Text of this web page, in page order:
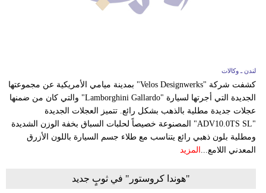
لندن ـ وكالات
كشفت شركة "Velos Designwerks" بمدينة ميامي الأمريكية عن مجموعتها
الجديدة التي أجرتها لسيارة "Lamborghini Gallardo" والتي كان من ضمنها
عجلات جديدة مطلية بالذهب بشكل رائع. تتميز العجلات الجديدة
"ADV10.0TS SL" المصنوعة خصيصاً لحلبات السباق بخفة الوزن الشديدة
ومطلية بلون ذهبي رائع يتناسب مع طلاء جسم السيارة باللون الأزرق
المعدني اللامع...
المزيد
"هوندا كروستور" في ثوبٍ جديد